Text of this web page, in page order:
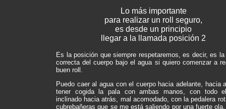
Lo más importante
para realizar un roll seguro,
es desde un principio
llegar a la llamada posición 2
Es la posición que siempre respetaremos, es decir, es
correcta del cuerpo bajo el agua si quiero comenzar a
buen roll.
Puedo caer al agua con el cuerpo hacia adelante, hacia
tener cogida la pala con ambas manos, con todo
inclinado hacia atrás, mal acomodado, con la pedalera
cubrebañeras que se me está saliendo por una fuerte